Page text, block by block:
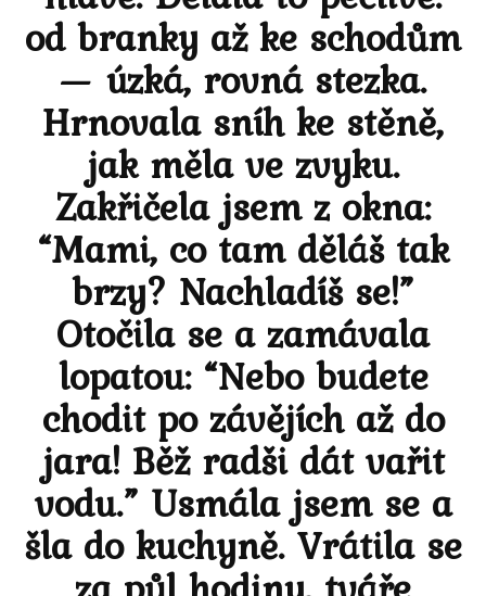
od branky až ke schodům
— úzká, rovná stezka.
Hrnovala sníh ke stěně,
jak měla ve zvyku.
Zakřičela jsem z okna:
“Mami, co tam děláš tak
brzy? Nachladíš se!”
Otočila se a zamávala
lopatou: “Nebo budete
chodit po závějích až do
jara! Běž radši dát vařit
vodu.” Usmála jsem se a
šla do kuchyně. Vrátila se